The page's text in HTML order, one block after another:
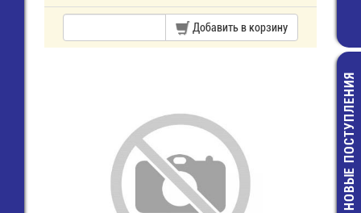
Решетка
вентилятора
НОВЫЕ ПОСТУПЛЕНИЯ
Добавить в корзину